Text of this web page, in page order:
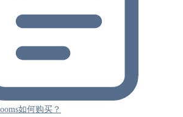
如何购买？